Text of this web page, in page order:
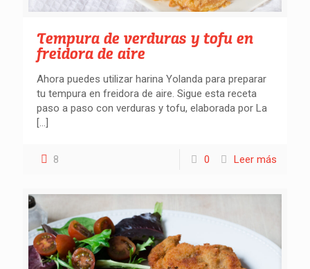
Tempura de verduras y tofu en
freidora de aire
Ahora puedes utilizar harina Yolanda para preparar
tu tempura en freidora de aire. Sigue esta receta
paso a paso con verduras y tofu, elaborada por La
[…]
8 0 Leer más